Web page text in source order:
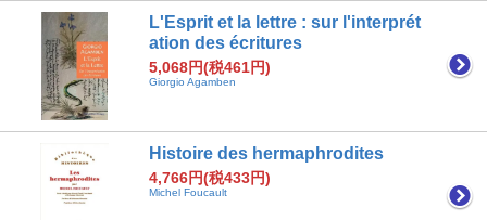
L'Esprit et la lettre : sur l'interprét
ation des écritures
5,068円(税461円)
Giorgio Agamben
Histoire des hermaphrodites
4,766円(税433円)
Michel Foucault